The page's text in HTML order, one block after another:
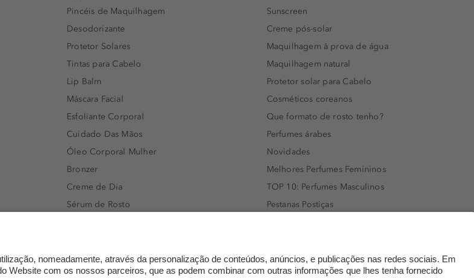
Pincéis de Maquilhagem
Desodorizante
Protetor Solares
Tintas para Cabelo
Lip Balm
Máscara Facial
Esfoliante Corporal
Cuidado Das Mãos
Óleo Corporal Mulher
Bronzer
Creme de Dia
Sérum de Rosto
Espuma de Limpeza Facial
Dermocosmética
Sunscreen
Creme pós-solar
Maquilhagem à prova de água
Maquilhagem natural
Protetor solar para Cabelo
Cosméticos coreanos
Que formato de rosto tenho?
Perfumes árabes
Novidades
Melhores Perfumes Femininos
TOP 10: Perfumes Masculinos
Pestanas Postiças
Rímel colorido
Embalagens Sustentáveis